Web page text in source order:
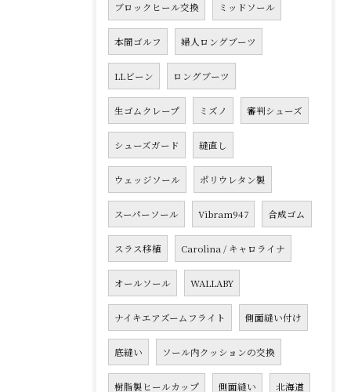
ブロックヒール交換 ミッドソール
本間ゴルフ 婦人ロングブーツ
LLビーン ロングブーツ
生ゴムクレープ ミズノ 審判シューズ
シューズガード 縫直し
ウェッジソール ポリウレタン製
スーパーソール Vibram947 合成ゴム
スラス移植 Carolina / キャロライナ
オールソール WALLABY
ナイキエアズームフライト 側面縫い付け
底縫い ソール内クッションの交換
樹脂製ヒールカップ 側面縫い 北海道